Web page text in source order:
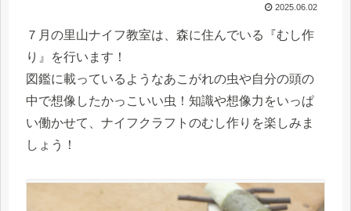
2025.06.02
７月の里山ナイフ教室は、森に住んでいる『むし作
り』を行います！
図鑑に載っているようなあこがれの虫や自分の頭の
中で想像したかっこいい虫！知識や想像力をいっぱ
い働かせて、ナイフクラフトのむし作りを楽しみま
しょう！